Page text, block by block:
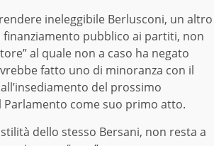
ineleggibile Berlusconi, un altro
pubblico ai partiti, non
al quale non a caso ha negato
fatto uno di minoranza con il
del prossimo
come suo primo atto.
dello stesso Bersani, non resta a